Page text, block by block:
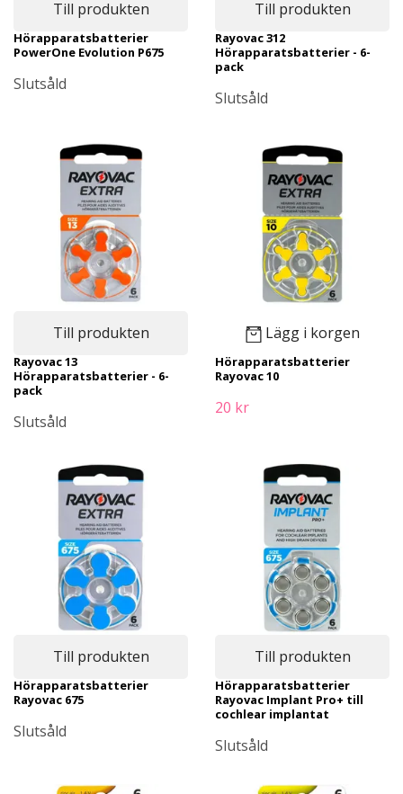
Till produkten
Hörapparatsbatterier
PowerOne Evolution P675
Slutsåld
Till produkten
Rayovac 312
Hörapparatsbatterier - 6-
pack
Slutsåld
Till produkten
Rayovac 13
Hörapparatsbatterier - 6-
pack
Slutsåld
Lägg i korgen
Hörapparatsbatterier
Rayovac 10
20 kr
Till produkten
Hörapparatsbatterier
Rayovac 675
Slutsåld
Till produkten
Hörapparatsbatterier
Rayovac Implant Pro+ till
cochlear implantat
Slutsåld